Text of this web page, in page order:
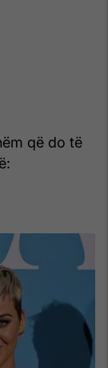
që do të